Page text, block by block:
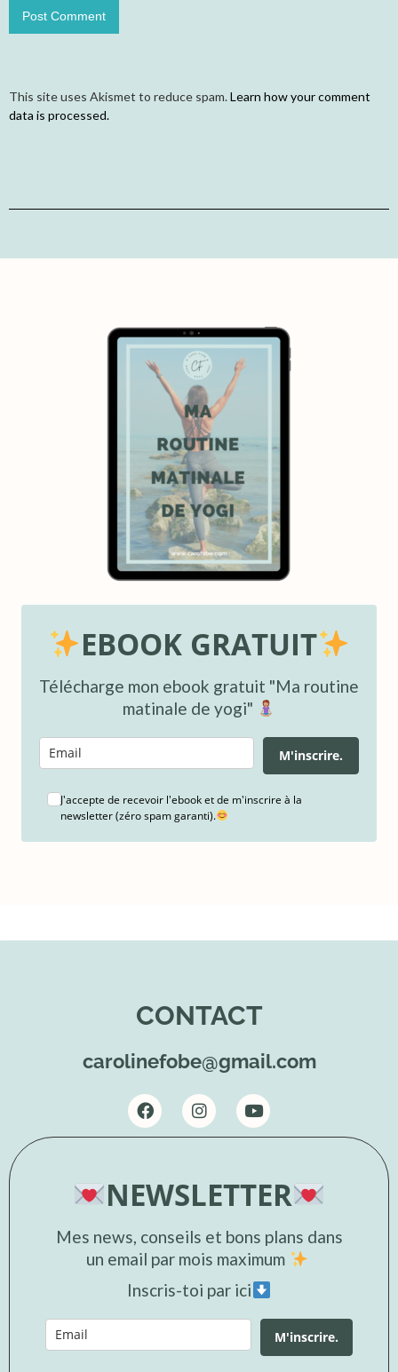
This site uses Akismet to reduce spam.Learn how your comment
data is processed.
EBOOK GRATUIT
Télécharge mon ebook gratuit "Ma routine
matinale de yogi"
M'inscrire.
J'accepte de recevoir l'ebook et de m'inscrire à la
newsletter (zéro spam garanti).
CONTACT
carolinefobe@gmail.com
NEWSLETTER
Mes news, conseils et bons plans dans
un email par mois maximum
Inscris-toi par ici
M'inscrire.